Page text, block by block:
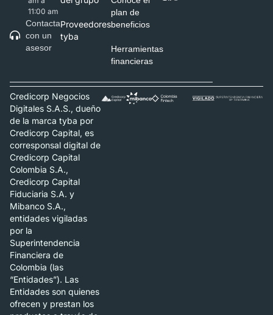
11:00 am
Contacta
con un
asesor
Proveedores
tyba
plan de
beneficios
Herramientas
financieras
Credicorp Negocios
Digitales S.A.S., dueño
de la marca tyba por
Credicorp Capital, es
corresponsal digital de
Credicorp Capital
Colombia S.A.,
Credicorp Capital
Fiduciaria S.A. y
Mibanco S.A.,
entidades vigiladas
por la
Superintendencia
Financiera de
Colombia (las
“Entidades”). Las
Entidades son quienes
ofrecen y prestan los